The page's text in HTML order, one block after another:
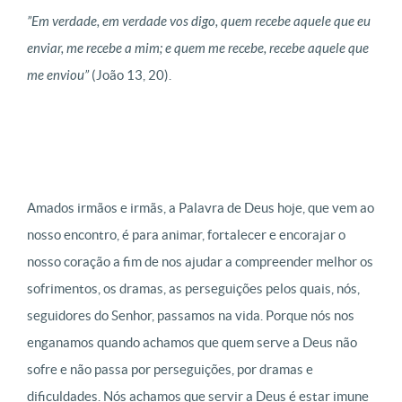
”Em verdade, em verdade vos digo, quem recebe aquele que eu
enviar, me recebe a mim; e quem me recebe, recebe aquele que
me enviou”(João 13, 20).
Amados irmãos e irmãs, a Palavra de Deus hoje, que vem ao
nosso encontro, é para animar, fortalecer e encorajar o
nosso coração a fim de nos ajudar a compreender melhor os
sofrimentos, os dramas, as perseguições pelos quais, nós,
seguidores do Senhor, passamos na vida. Porque nós nos
enganamos quando achamos que quem serve a Deus não
sofre e não passa por perseguições, por dramas e
dificuldades. Nós achamos que servir a Deus é estar imune